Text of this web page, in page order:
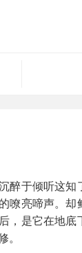
醉于倾听这知
嘹亮啼声。却
，是它在地底